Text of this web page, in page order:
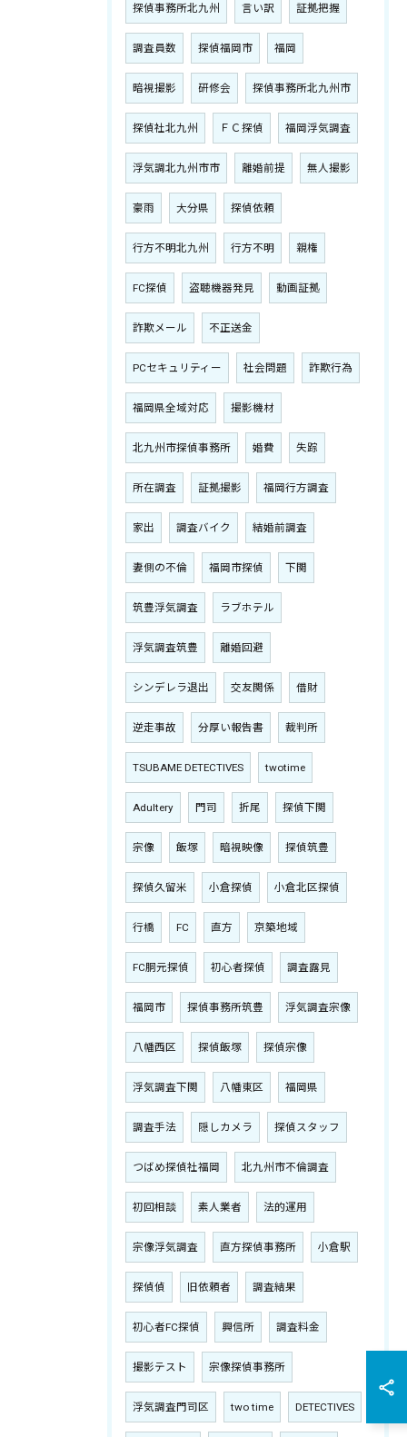
探偵事務所北九州 言い訳 証拠把握
調査員数 探偵福岡市 福岡
暗視撮影 研修会 探偵事務所北九州市
探偵社北九州 ＦＣ探偵 福岡浮気調査
浮気調北九州市市 離婚前提 無人撮影
豪雨 大分県 探偵依頼
行方不明北九州 行方不明 親権
FC探偵 盗聴機器発見 動画証拠
詐欺メール 不正送金
PCセキュリティー 社会問題 詐欺行為
福岡県全域対応 撮影機材
北九州市探偵事務所 婚費 失踪
所在調査 証拠撮影 福岡行方調査
家出 調査バイク 結婚前調査
妻側の不倫 福岡市探偵 下関
筑豊浮気調査 ラブホテル
浮気調査筑豊 離婚回避
シンデレラ退出 交友関係 借財
逆走事故 分厚い報告書 裁判所
TSUBAME DETECTIVES twotime
Adultery 門司 折尾 探偵下関
宗像 飯塚 暗視映像 探偵筑豊
探偵久留米 小倉探偵 小倉北区探偵
行橋 FC 直方 京築地域
FC胴元探偵 初心者探偵 調査露見
福岡市 探偵事務所筑豊 浮気調査宗像
八幡西区 探偵飯塚 探偵宗像
浮気調査下関 八幡東区 福岡県
調査手法 隠しカメラ 探偵スタッフ
つばめ探偵社福岡 北九州市不倫調査
初回相談 素人業者 法的運用
宗像浮気調査 直方探偵事務所 小倉駅
探偵偵 旧依頼者 調査結果
初心者FC探偵 興信所 調査料金
撮影テスト 宗像探偵事務所
浮気調査門司区 two time DETECTIVES